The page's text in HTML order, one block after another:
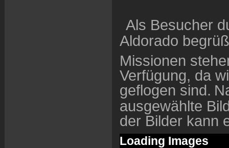
Als Besucher
Aldorado
Missionen
Verfügung, da
geflogen sind.
ausgewählte
der Bilder kann
Loading Images